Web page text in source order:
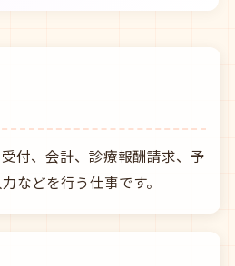
付、会計、診療報酬請求、予
などを行う仕事です。